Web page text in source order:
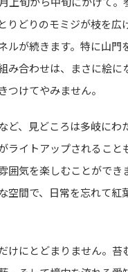
りどりのモミジが枝を広
ルが続きます。特に山門
み合わせは、まさに絵に
つけてやみません。
ど、見どころは多岐にわ
ライトアップされること
囲気を楽しむことができ
空間で、日常を忘れて紅
けにとどまりません。苔